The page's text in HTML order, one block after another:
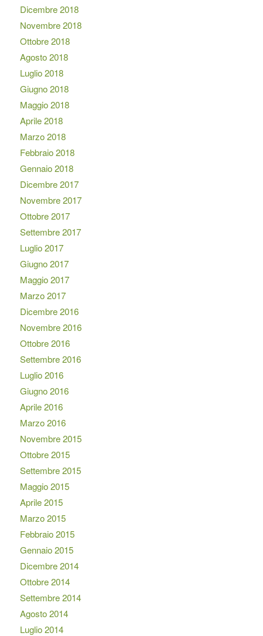
Dicembre 2018
Novembre 2018
Ottobre 2018
Agosto 2018
Luglio 2018
Giugno 2018
Maggio 2018
Aprile 2018
Marzo 2018
Febbraio 2018
Gennaio 2018
Dicembre 2017
Novembre 2017
Ottobre 2017
Settembre 2017
Luglio 2017
Giugno 2017
Maggio 2017
Marzo 2017
Dicembre 2016
Novembre 2016
Ottobre 2016
Settembre 2016
Luglio 2016
Giugno 2016
Aprile 2016
Marzo 2016
Novembre 2015
Ottobre 2015
Settembre 2015
Maggio 2015
Aprile 2015
Marzo 2015
Febbraio 2015
Gennaio 2015
Dicembre 2014
Ottobre 2014
Settembre 2014
Agosto 2014
Luglio 2014